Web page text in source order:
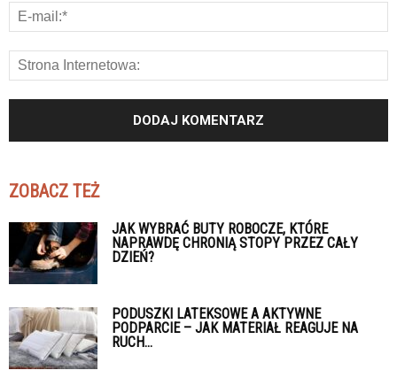
ZOBACZ TEŻ
JAK WYBRAĆ BUTY ROBOCZE, KTÓRE
NAPRAWDĘ CHRONIĄ STOPY PRZEZ CAŁY
DZIEŃ?
PODUSZKI LATEKSOWE A AKTYWNE
PODPARCIE – JAK MATERIAŁ REAGUJE NA
RUCH...